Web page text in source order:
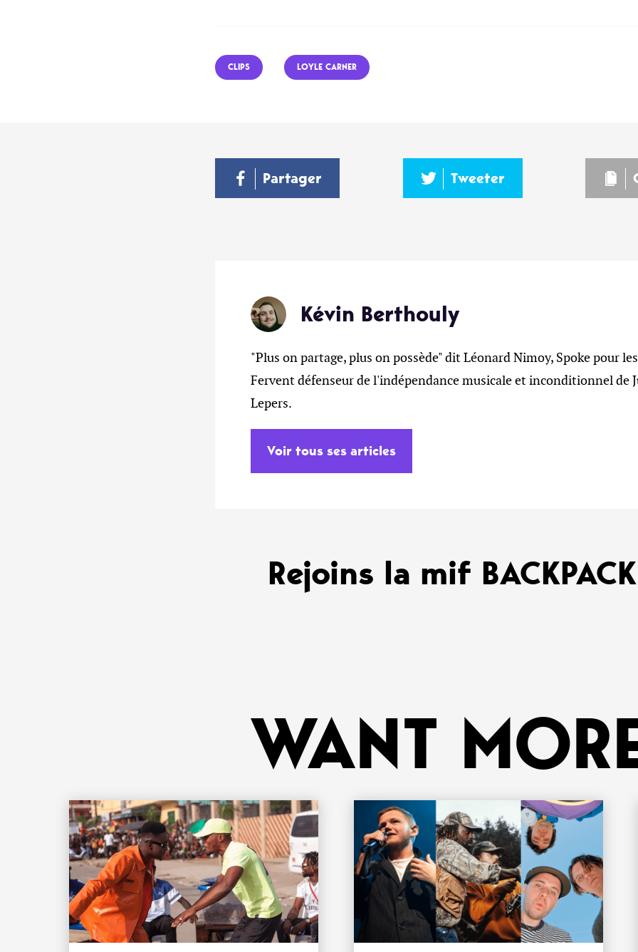
CLIPS LOYLE CARNER
Partager Tweeter
Kévin Berthouly
"Plus on partage, plus on possède" dit Léonard Nimoy, Spoke pour
Fervent défenseur de l'indépendance musicale et inconditionnel de
Lepers.
Voir tous ses articles
Rejoins la mif
WANT